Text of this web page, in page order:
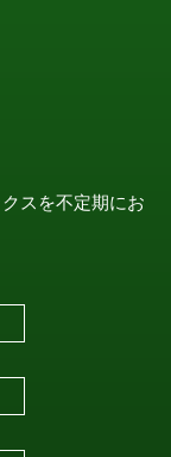
スを不定期にお